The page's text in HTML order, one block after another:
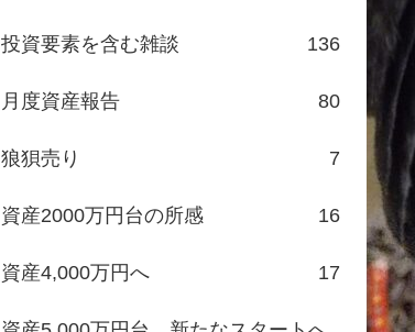
投資要素を含む雑談 136
月度資産報告 80
狼狽売り 7
資産2000万円台の所感 16
資産4,000万円へ 17